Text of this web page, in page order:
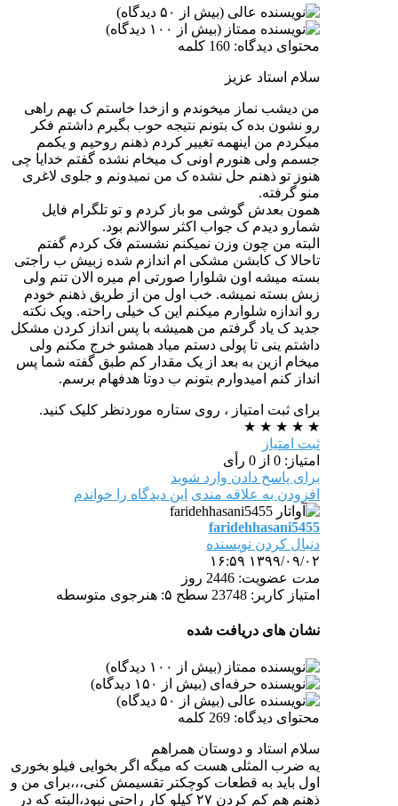
محتوای دیدگاه: 160 کلمه
سلام استاد عزیز
من دیشب نماز میخوندم و ازخدا خاستم ک بهم راهی
رو نشون بده ک بتونم نتیجه حوب بگیرم داشتم فکر
میکردم من اینهمه تغییر کردم ذهنم روحیم و یکمم
جسمم ولی هنورم اونی ک میخام نشده گفتم خدایا چی
هنوز تو ذهنم حل نشده ک من نمیدونم و جلوی لاغری
منو گرفته.
همون بعدش گوشی مو باز کردم و تو تلگرام فایل
شمارو دیدم ک جواب اکثر سوالانم بود.
البته من چون وزن نمیکنم نشستم فک کردم گفتم
تاحالا ک کابشن مشکی ام اندازم شده زبیش ب راجتی
بسته میشه اون شلوارا صورتی ام میره الان تنم ولی
زبش بسته نمیشه. خب اول من از طریق ذهنم خودم
رو اندازه شلوارم میکنم این ک خیلی راحته. ویک نکته
جدید ک یاد گرفتم من همیشه با پس انداز کردن مشکل
داشتم ینی تا پولی دستم میاد همشو خرج مکنم ولی
میخام ازین به بعد از یک مقدار کم طبق گفته شما پس
انداز کنم امیدوارم بتونم ب دوتا هدفهام برسم.
برای ثبت امتیاز ، روی ستاره موردنظر کلیک کنید.
★
★
★
★
★
ثبت امتیاز
امتیاز: 0 از 0 رأی
برای پاسخ دادن وارد شوید
افزودن به علاقه مندی این دیدگاه را خواندم
faridehhasani5455
دنبال کردن نویسنده
۱۳۹۹/۰۹/۰۲ ۱۶:۵۹
مدت عضویت: 2446 روز
امتیاز کاربر: 23748
سطح ۵: هنرجوی متوسطه
نشان های دریافت شده
محتوای دیدگاه: 269 کلمه
سلام استاد و دوستان همراهم
یه ضرب المثلی هست که میگه اگر بخوایی فیلو بخوری
اول باید به قطعات کوچکتر تقسیمش کنی،،،برای من و
ذهنم هم کم کردن ۲۷ کیلو کار راحتی نبود،البته که در